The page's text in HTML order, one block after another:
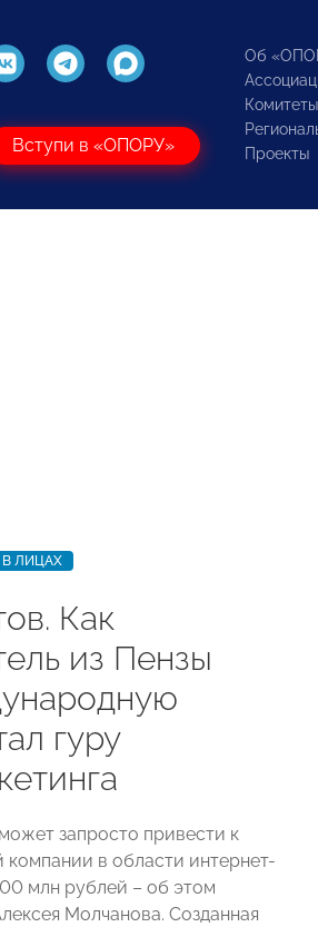
Вступи в «ОПОРУ»
Об
Проекты
ЛИЦАХ
Как
из Пензы
гуру
запросто привести к
в области интернет-
млн рублей – об этом
Молчанова. Созданная